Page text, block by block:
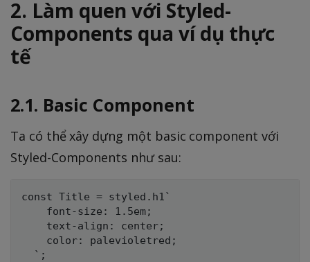
2. Làm quen với Styled-
Components qua ví dụ thực
tế
2.1. Basic Component
Ta có thể xây dựng một basic component với
Styled-Components như sau:
const Title = styled.h1`
    font-size: 1.5em;
    text-align: center;
    color: palevioletred;
  `;